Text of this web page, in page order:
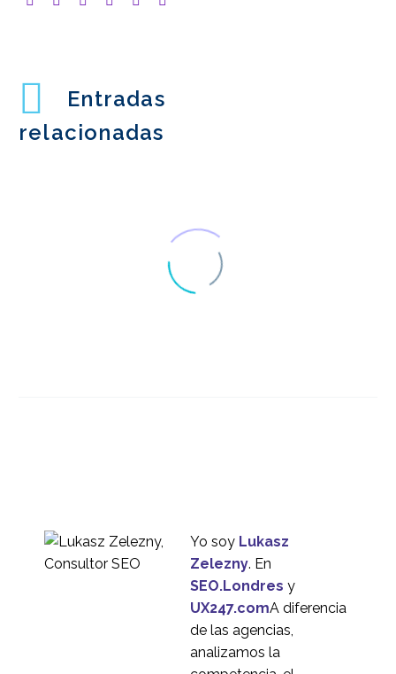
Entradas
relacionadas
3
18 Abr 2018
Localización de sitios
web de comercio
electrónico en Estados
4
investigación de
Yo soy Lukasz
Zelezny. En
SEO.Londres y
UX247.comA diferencia
de las agencias,
analizamos la